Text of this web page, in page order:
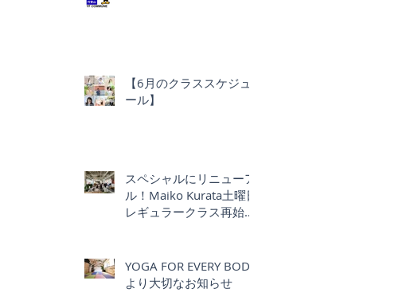
【6月のクラススケジュ
ール】
スペシャルにリニューア
ル！Maiko Kurata土曜日
レギュラークラス再始
YOGA FOR EVERY BODY
より大切なお知らせ